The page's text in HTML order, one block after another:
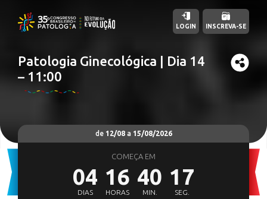
Patologia Ginecológica | Dia 14
– 11:00
LOGIN INSCREVA-SE
de 12/08a 15/08/2026
COMEÇA EM
04
DIAS
16
HORAS
40
MIN.
16
SEG.